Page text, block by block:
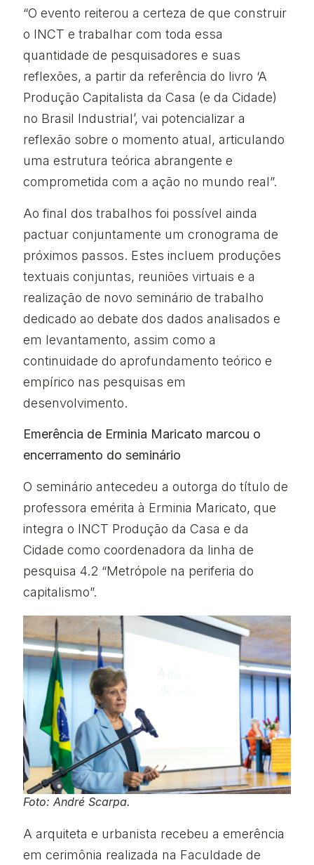
“O evento reiterou a certeza de que construir
o INCT e trabalhar com toda essa
quantidade de pesquisadores e suas
reflexões, a partir da referência do livro ‘A
Produção Capitalista da Casa (e da Cidade)
no Brasil Industrial’, vai potencializar a
reflexão sobre o momento atual, articulando
uma estrutura teórica abrangente e
comprometida com a ação no mundo real”.
Ao final dos trabalhos foi possível ainda
pactuar conjuntamente um cronograma de
próximos passos. Estes incluem produções
textuais conjuntas, reuniões virtuais e a
realização de novo seminário de trabalho
dedicado ao debate dos dados analisados e
em levantamento, assim como a
continuidade do aprofundamento teórico e
empírico nas pesquisas em
desenvolvimento.
Emerência de Erminia Maricato marcou o
encerramento do seminário
O seminário antecedeu a outorga do título de
professora emérita à Erminia Maricato, que
integra o INCT Produção da Casa e da
Cidade como coordenadora da linha de
pesquisa 4.2 “Metrópole na periferia do
capitalismo”.
Foto: André Scarpa.
A arquiteta e urbanista recebeu a emerência
em cerimônia realizada na Faculdade de